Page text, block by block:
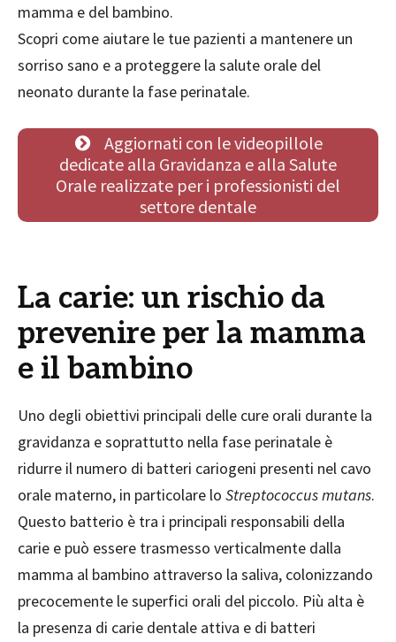
mamma e del bambino.
Scopri come aiutare le tue pazienti a mantenere un
sorriso sano e a proteggere la salute orale del
neonato durante la fase perinatale.
Aggiornati con le videopillole
dedicate alla Gravidanza e alla Salute
Orale realizzate per i professionisti del
settore dentale
La carie: un rischio da
prevenire per la mamma
e il bambino
Uno degli obiettivi principali delle cure orali durante la
gravidanza e soprattutto nella fase perinatale è
ridurre il numero di batteri cariogeni presenti nel cavo
orale materno, in particolare lo Streptococcus mutans.
Questo batterio è tra i principali responsabili della
carie e può essere trasmesso verticalmente dalla
mamma al bambino attraverso la saliva, colonizzando
precocemente le superfici orali del piccolo. Più alta è
la presenza di carie dentale attiva e di batteri